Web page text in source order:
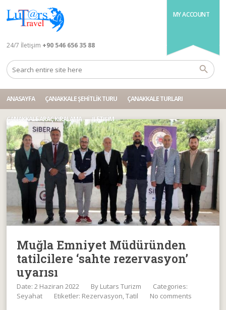
MY ACCOUNT
24/7 İletişim +90 546 656 35 88
ANASAYFA ÇANAKKALE ŞEHITLIK TURU ÇANAKKALE TURLARI
ÇANAKKALE ARAÇ KIRALAMA İLETIŞIM
Muğla Emniyet Müdüründen
tatilcilere ‘sahte rezervasyon’
uyarısı
Date: 2 Haziran 2022 By Lutars Turizm
Categories:
Seyahat
Etiketler: Rezervasyon ,Tatil No comments